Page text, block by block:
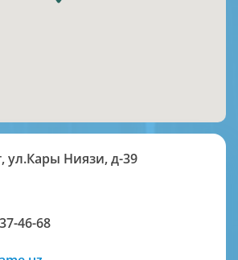
ул.Кары Ниязи, д-39
46-68